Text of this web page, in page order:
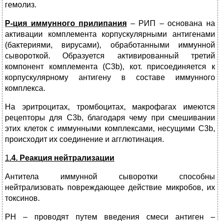
гемолиз.
Р-ция иммунного прилипания – РИП – основана на
активации комплемента корпускулярными антигенами
(бактериями, вирусами), обработанными иммунной
сывороткой. Образуется активированный третий
компонент комплемента (С3b), кот. присоединяется к
корпускулярному антигену в составе иммунного
комплекса.
На эритроцитах, тромбоцитах, макрофагах имеются
рецепторы для С3b, благодаря чему при смешивании
этих клеток с иммунными комплексами, несущими С3b,
происходит их соединение и агглютинация.
1.4. Реакция нейтрализации
Антитела иммунной сыворотки способны
нейтрализовать повреждающее действие микробов, их
токсинов.
РН – проводят путем введения смеси антиген –